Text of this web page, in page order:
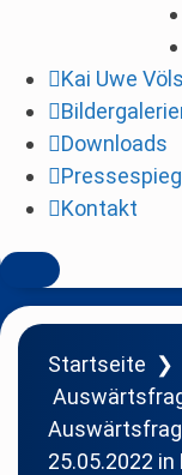
Kai Uwe
Downloads
Kontakt
Startseite ❯
25.05.2022